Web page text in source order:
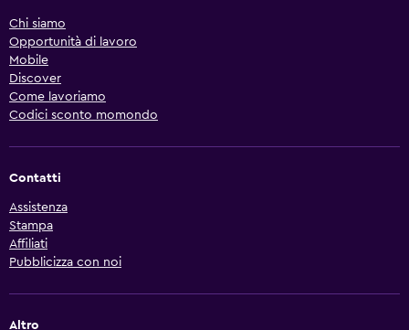
Chi siamo
Opportunità di lavoro
Mobile
Discover
Come lavoriamo
Codici sconto momondo
Contatti
Assistenza
Stampa
Affiliati
Pubblicizza con noi
Altro